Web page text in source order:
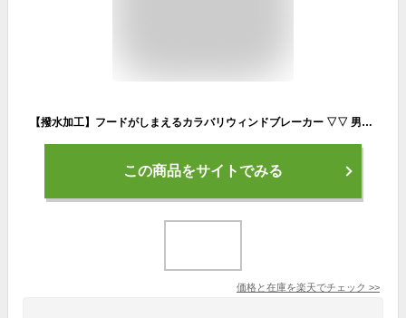
【撥水加工】フードがしまえるカラバリウィンドブレーカー ▽▽ 男の子 女の子 BREEZE ブリーズ 子供服 キッズ ベビー 羽織り パーカー フード 通学 春 春物 エフオー FO △△ j105013
この商品をサイトでみる
価格と在庫を楽天でチェック >>